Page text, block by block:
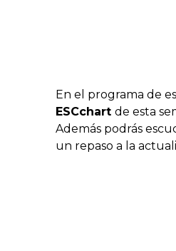
En el programa de
ESCchart de esta
Además podrás
un repaso a la